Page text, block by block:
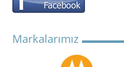
Markalarımız